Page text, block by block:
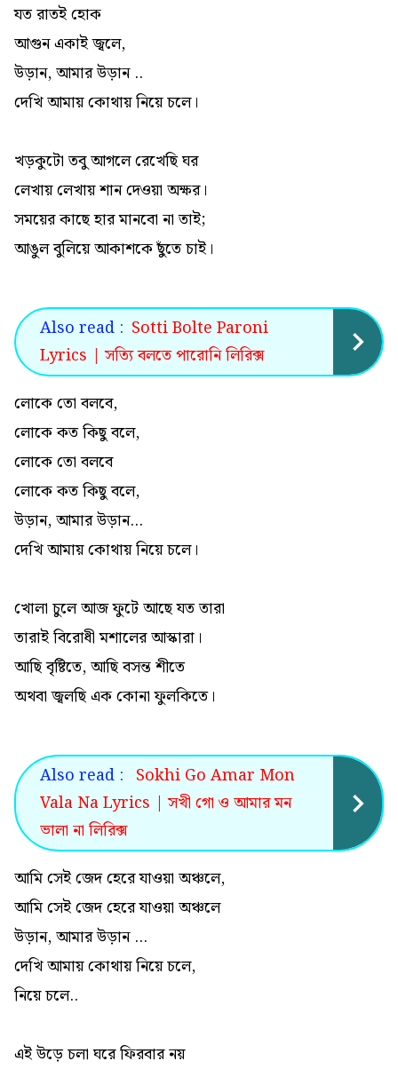
যত রাতই হোক
আগুন একাই জ্বলে,
উড়ান, আমার উড়ান ..
দেখি আমায় কোথায় নিয়ে চলে।
খড়কুটো তবু আগলে রেখেছি ঘর
লেখায় লেখায় শান দেওয়া অক্ষর।
সময়ের কাছে হার মানবো না তাই;
আঙুল বুলিয়ে আকাশকে ছুঁতে চাই।
Also read : Sotti Bolte Paroni
Lyrics | সত্যি বলতে পারোনি লিরিক্স
লোকে তো বলবে,
লোকে কত কিছু বলে,
লোকে তো বলবে
লোকে কত কিছু বলে,
উড়ান, আমার উড়ান...
দেখি আমায় কোথায় নিয়ে চলে।
খোলা চুলে আজ ফুটে আছে যত তারা
তারাই বিরোধী মশালের আস্কারা।
আছি বৃষ্টিতে, আছি বসন্ত শীতে
অথবা জ্বলছি এক কোনা ফুলকিতে।
Also read : Sokhi Go Amar Mon
Vala Na Lyrics | সখী গো ও আমার মন
ভালা না লিরিক্স
আমি সেই জেদ হেরে যাওয়া অঞ্চলে,
আমি সেই জেদ হেরে যাওয়া অঞ্চলে
উড়ান, আমার উড়ান ...
দেখি আমায় কোথায় নিয়ে চলে,
নিয়ে চলে..
এই উড়ে চলা ঘরে ফিরবার নয়